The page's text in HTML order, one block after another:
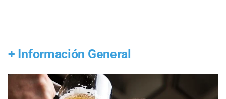
+ Información General